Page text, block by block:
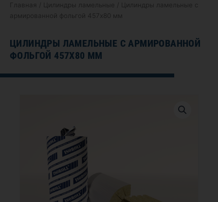
Главная Цилиндры ламельные / Цилиндры ламельные с
армированной фольгой 457х80 мм
ЦИЛИНДРЫ ЛАМЕЛЬНЫЕ С АРМИРОВАННОЙ
ФОЛЬГОЙ 457Х80 ММ